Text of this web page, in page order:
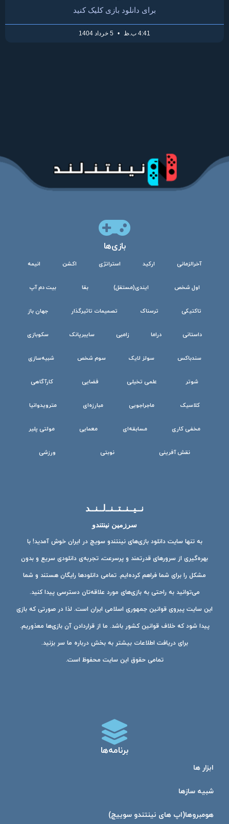
برای دانلود بازی کلیک کنید
4:41 ب.ظ
بازی‌ها
آخرالزمانی ارکید استراتژی اکشن انیمه
اول شخص ایندی(مستقل) بقا بیت دم آپ
تاکتیکی ترسناک تصمیمات تاثیرگذار جهان باز
داستانی دراما زامبی سایبرپانک سکوبازی
سندباکس سولز لایک سوم شخص شبیه‌سازی
شوتر علمی تخیلی فضایی کارآگاهی
کلاسیک ماجراجویی مبارزه‌ای مترویدوانیا
مخفی کاری مسابقه‌ای معمایی مولتی پلیر
نقش آفرینی نوبتی ورزشی
نــیــنــتــنــ‌لــنــد
سرزمین نینتندو
به تنها سایت دانلود بازی‌های نینتندو سویچ در ایران خوش آمدید! با
بهره‌گیری از سرورهای قدرتمند و پرسرعت، تجربه‌ی دانلودی سریع و بدون
مشکل را برای شما فراهم کرده‌ایم. تمامی دانلودها رایگان هستند و شما
می‌توانید به راحتی به بازی‌های مورد علاقه‌تان دسترسی پیدا کنید.
این سایت پیروی قوانین جمهوری اسلامی ایران است. لذا در صورتی که بازی
پیدا شود که خلاف قوانین کشور باشد. ما از قراردادن آن بازی‌ها معذوریم.
برای دریافت اطلاعات بیشتر به بخش درباره ما سر بزنید.
تمامی حقوق این سایت محفوظ است.
برنامه‌ها
ابزار ها
شبیه ساز‌ها
هومبرو‌ها(اپ های نینتندو سوییچ)